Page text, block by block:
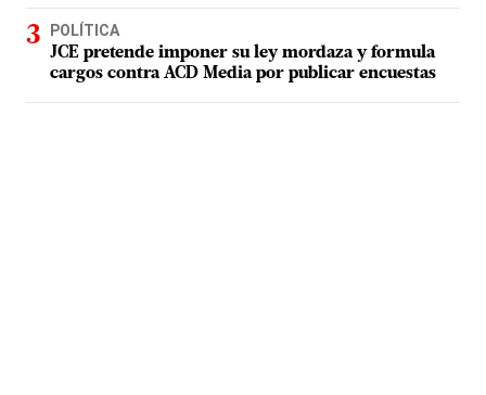
POLÍTICA
JCE pretende imponer su ley mordaza y formula
cargos contra ACD Media por publicar encuestas